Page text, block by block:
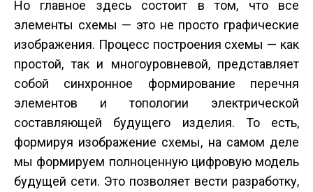
Но главное здесь состоит в том, что все
элементы схемы — это не просто графические
изображения. Процесс построения схемы — как
простой, так и многоуровневой, представляет
собой синхронное формирование перечня
элементов и топологии электрической
составляющей будущего изделия. То есть,
формируя изображение схемы, на самом деле
мы формируем полноценную цифровую модель
будущей сети. Это позволяет вести разработку,